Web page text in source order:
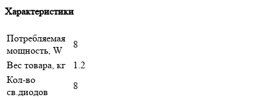
Характеристики
Потребляемая
мощность, W
8
Вес товара, кг
1.2
Кол-во
св.диодов
8